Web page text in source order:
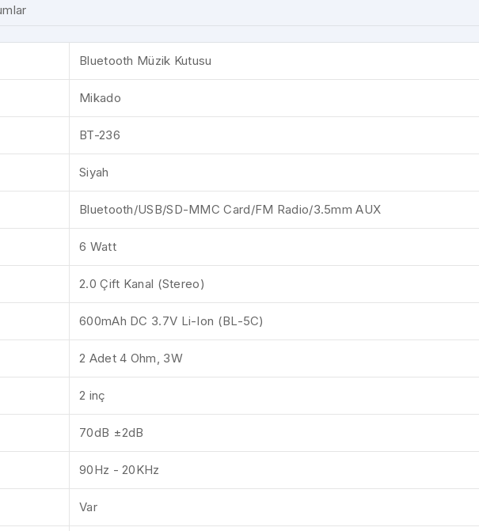
Bluetooth Müzik Kutusu
Mikado
BT-236
Siyah
Bluetooth/USB/SD-MMC Card/FM Radio/3.5mm AUX
6 Watt
2.0 Çift Kanal (Stereo)
600mAh DC 3.7V Li-Ion (BL-5C)
2 Adet 4 Ohm, 3W
2 inç
70dB ±2dB
90Hz - 20KHz
Var